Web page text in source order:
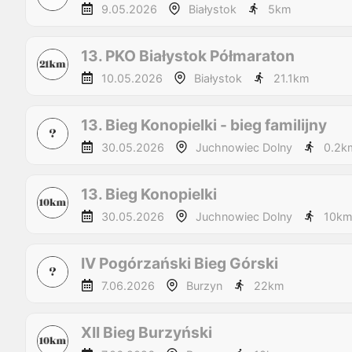
9.05.2026 Białystok 5km
13. PKO Białystok Półmaraton
10.05.2026 Białystok 21.1km
13. Bieg Konopielki - bieg familijny
30.05.2026 Juchnowiec Dolny 0.2
13. Bieg Konopielki
30.05.2026 Juchnowiec Dolny 10km
IV Pogórzański Bieg Górski
7.06.2026 Burzyn 22km
XII Bieg Burzyński